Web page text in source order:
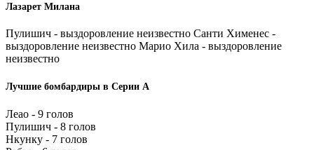
Лазарет Милана
Пулишич - выздоровление неизвестно Санти Хименес -
выздоровление неизвестно Марио Хила - выздоровление
неизвестно
Лучшие бомбардиры в Серии А
Леао - 9 голов
Пулишич - 8 голов
Нкунку - 7 голов